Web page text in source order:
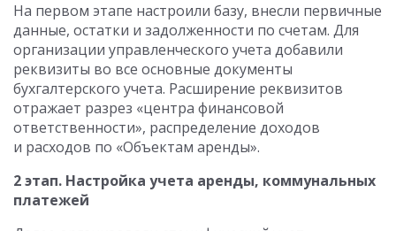
На первом этапе настроили базу, внесли первичные
данные, остатки и задолженности по счетам. Для
организации управленческого учета добавили
реквизиты во все основные документы
бухгалтерского учета. Расширение реквизитов
отражает разрез «центра финансовой
ответственности», распределение доходов
и расходов по «Объектам аренды».
2 этап. Настройка учета аренды, коммунальных
платежей